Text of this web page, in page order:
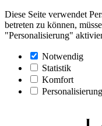
Diese Seite verwendet
betreten zu können,
"Personalisierung"
Notwendig
Statistik
Komfort
Personalisierung